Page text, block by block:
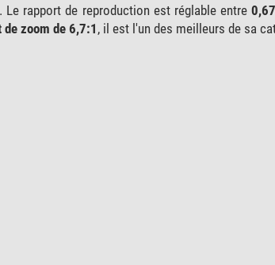
Le rapport de reproduction est réglable entre
zoom de 6,7:1, il est l'un des meilleurs de sa